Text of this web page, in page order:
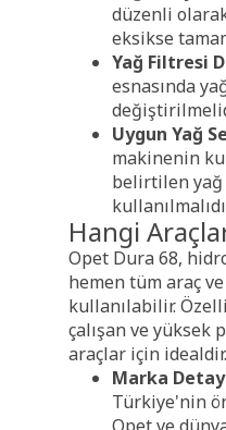
düzenli
eksikse
Yağ Filtresi
esnasında
Uygun Yağ
makinenin
belirtilen
Hangi
Opet Dura 68,
hemen tüm araç
kullanılabilir.
çalışan ve yüksek
araçlar için idealdir.
Marka
Türkiye'nin
Opet ve